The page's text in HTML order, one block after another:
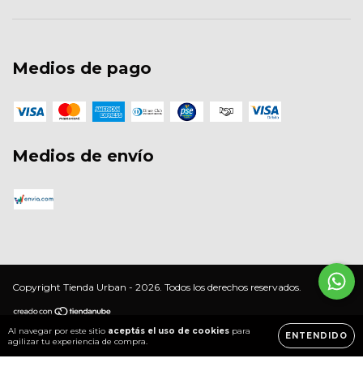
Al navegar por este sitio aceptás el uso de cookies para
agilizar tu experiencia de compra.
ENTENDIDO
Medios de pago
Medios de envío
Copyright Tienda Urban - 2026. Todos los derechos reservados.